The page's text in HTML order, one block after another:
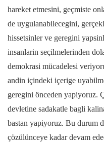
hareket etmesini, geçmiste
de uygulanabilecegini,
hissetsinler ve geregini
insanlarin seçilmelerinden
demokrasi mücadelesi
andin içindeki içerige
geregini önceden yapiyoruz.
devletine sadakatle bagli
bastan yapiyoruz. Bu durum
çözülünceye kadar devam